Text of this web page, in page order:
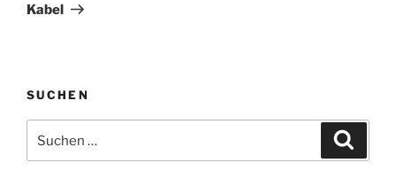
Kabel
SUCHEN
nach: